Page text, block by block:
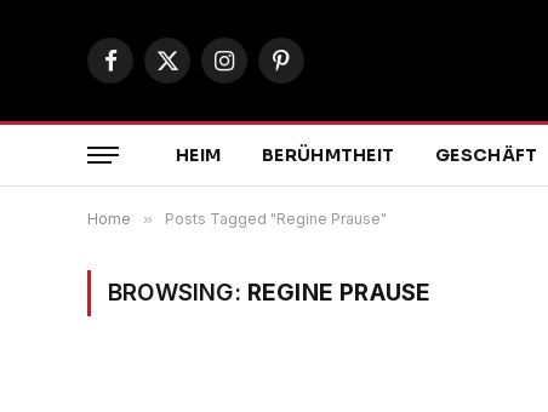
Facebook
X
InstagramPinterest
HEIM BERÜHMTHEIT GESCHÄFT
Home » Posts Tagged "Regine Prause"
BROWSING: REGINE PRAUSE